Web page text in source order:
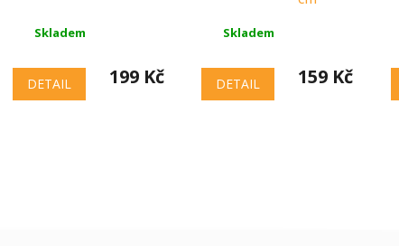
Skladem
DETAIL
Skladem
199 Kč DETAIL 159 Kč